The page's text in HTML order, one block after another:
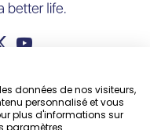
données de nos visiteurs,
personnalisé et vous
plus d'informations sur
paramètres.